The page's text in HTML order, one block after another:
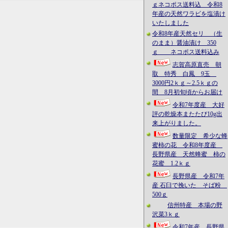
ｇネコポス送料込 令和8
年産の天然ワラビを塩漬け
いたしました
令和8年産天然セリ （生
のまま）醤油漬け 350
ｇ ネコポス送料込み
志賀高原直売 朝
取 特秀 白鳳 9玉
3000円2ｋｇ～2.5ｋｇの
間 8月初旬頃からお届け
令和7年度産 大好
評の乾燥本またたび10g出
来上がりました。
数量限定 希少な蜂
蜜柿の花 令和8年度産
長野県産 天然蜂蜜 柿の
花蜜 1.2ｋｇ
長野県産 令和7年
産 石臼で挽いた そば粉
500ｇ
信州特産 本場の野
沢菜3ｋｇ